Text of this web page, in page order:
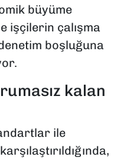
büyüme
işçilerin çalışma
boşluğuna
kalan
ile